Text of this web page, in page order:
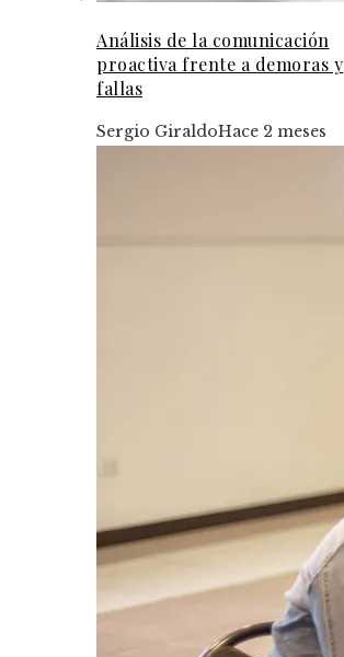
Análisis de la comunicación
proactiva frente a demoras y
fallas
Sergio GiraldoHace 2 meses